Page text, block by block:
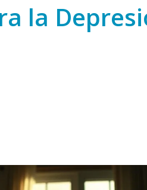
la